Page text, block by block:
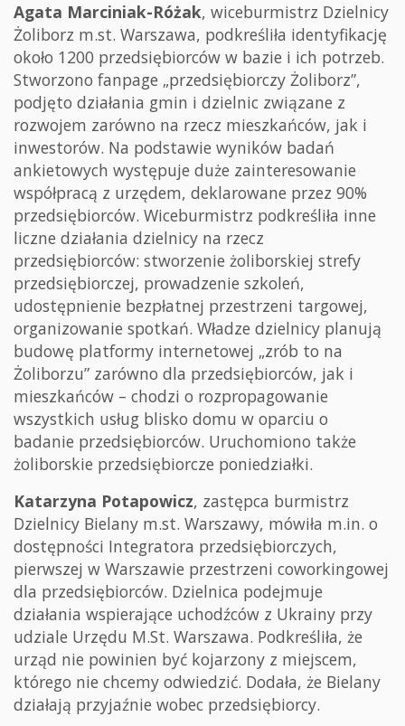
Agata Marciniak-Różak, wiceburmistrz Dzielnicy
Żoliborz m.st. Warszawa, podkreśliła identyfikację
około 1200 przedsiębiorców w bazie i ich potrzeb.
Stworzono fanpage „przedsiębiorczy Żoliborz”,
podjęto działania gmin i dzielnic związane z
rozwojem zarówno na rzecz mieszkańców, jak i
inwestorów. Na podstawie wyników badań
ankietowych występuje duże zainteresowanie
współpracą z urzędem, deklarowane przez 90%
przedsiębiorców. Wiceburmistrz podkreśliła inne
liczne działania dzielnicy na rzecz
przedsiębiorców: stworzenie żoliborskiej strefy
przedsiębiorczej, prowadzenie szkoleń,
udostępnienie bezpłatnej przestrzeni targowej,
organizowanie spotkań. Władze dzielnicy planują
budowę platformy internetowej „zrób to na
Żoliborzu” zarówno dla przedsiębiorców, jak i
mieszkańców – chodzi o rozpropagowanie
wszystkich usług blisko domu w oparciu o
badanie przedsiębiorców. Uruchomiono także
żoliborskie przedsiębiorcze poniedziałki.
Katarzyna Potapowicz, zastępca burmistrz
Dzielnicy Bielany m.st. Warszawy, mówiła m.in. o
dostępności Integratora przedsiębiorczych,
pierwszej w Warszawie przestrzeni coworkingowej
dla przedsiębiorców. Dzielnica podejmuje
działania wspierające uchodźców z Ukrainy przy
udziale Urzędu M.St. Warszawa. Podkreśliła, że
urząd nie powinien być kojarzony z miejscem,
którego nie chcemy odwiedzić. Dodała, że Bielany
działają przyjaźnie wobec przedsiębiorcy.